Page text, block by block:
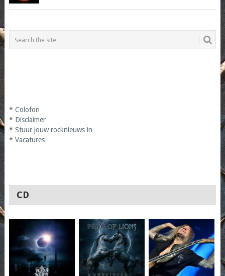
* Colofon
* Disclaimer
* Stuur jouw rocknieuws in
* Vacatures
CD